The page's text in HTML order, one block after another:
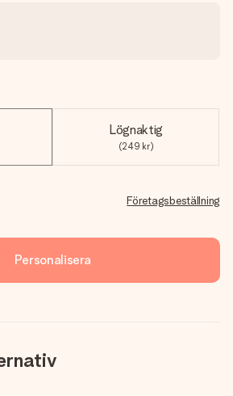
Lögnaktig
(249 kr)
Företagsbeställning
Personalisera